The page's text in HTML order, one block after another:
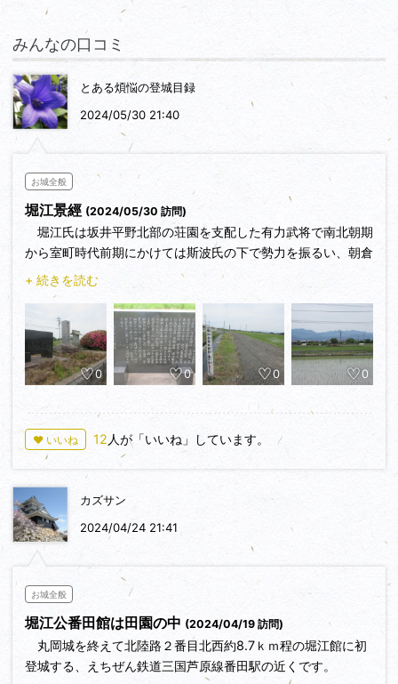
みんなの口コミ
とある煩悩の登城目録
2024/05/30 21:40
お城全般
堀江景經 (2024/05/30 訪問)
堀江氏は坂井平野北部の荘園を支配した有力武将で南北朝期
から室町時代前期にかけては斯波氏の下で勢力を振るい、朝倉
氏が台頭してくると重臣となったと伝わっています。番田の堀
江館跡に行きました。
えちぜん鉄道三国芦原線番田駅から徒歩約３分の場所に石碑
と説明板があります。
+ 続きを読む
0 0 0 0
♥ いいね 12 人が「いいね」しています。
カズサン
2024/04/24 21:41
お城全般
堀江公番田館は田園の中 (2024/04/19 訪問)
丸岡城を終えて北陸路２番目北西約8.7ｋｍ程の堀江館に初
登城する、えちぜん鉄道三国芦原線番田駅の近くです。